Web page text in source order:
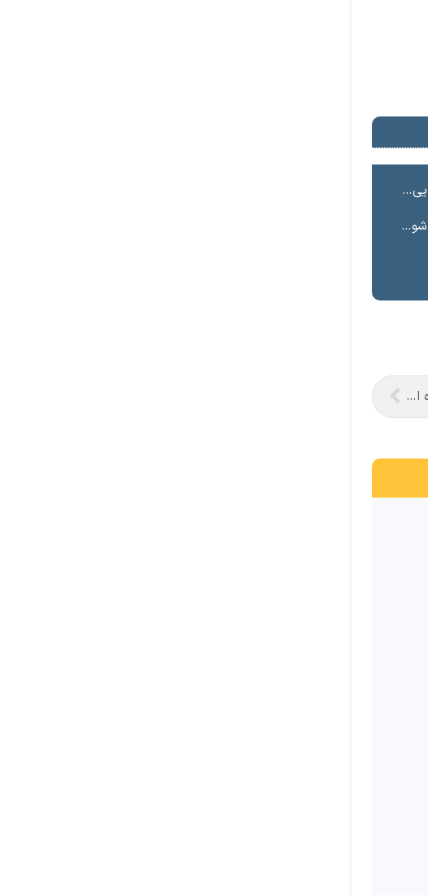
“
تعیین وظایف مدیران مناطق آزاد تجاری، صنعتی و ویژه اقتصادی برای رفع آلودگی و تخریب خاک